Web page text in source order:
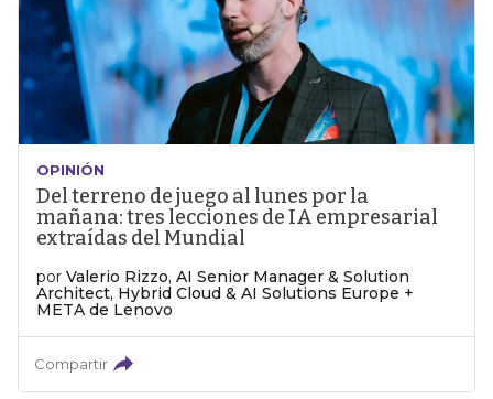
OPINIÓN
Del terreno de juego al lunes por la
mañana: tres lecciones de IA empresarial
extraídas del Mundial
por Valerio Rizzo, AI Senior Manager & Solution
Architect, Hybrid Cloud & AI Solutions Europe +
META de Lenovo
Compartir